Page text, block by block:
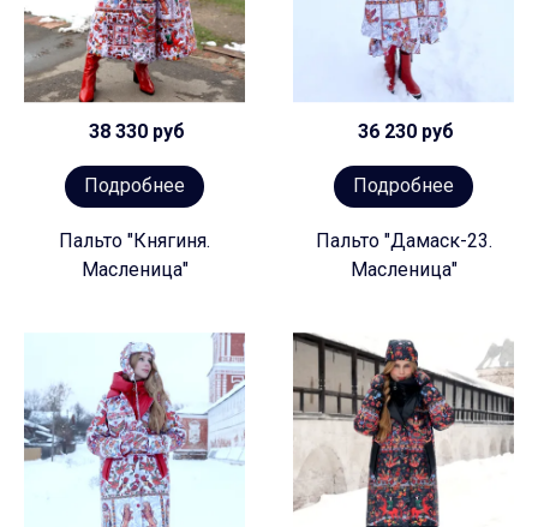
38 330 руб
Подробнее
Пальто "Княгиня.
Масленица"
36 230 руб
Подробнее
Пальто "Дамаск-23.
Масленица"